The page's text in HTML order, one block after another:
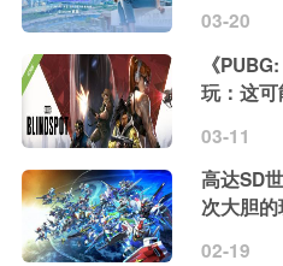
03-20
《
玩：这
03-11
高达SD
次大胆
02-19